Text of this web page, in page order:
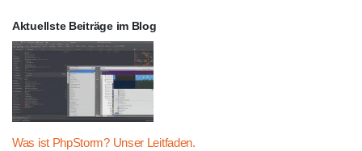
Aktuellste Beiträge im Blog
Was ist PhpStorm? Unser Leitfaden.